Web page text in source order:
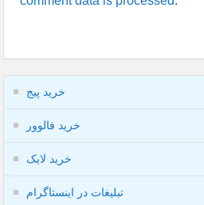
خرید پیج
خرید فالوور
خرید لایک
تبلیغات در اینستاگرام